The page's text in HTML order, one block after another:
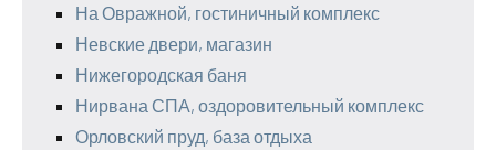
На Овражной, гостиничный комплекс
Невские двери, магазин
Нижегородская баня
Нирвана СПА, оздоровительный комплекс
Орловский пруд, база отдыха